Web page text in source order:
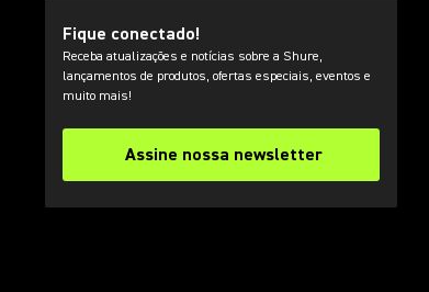
Fique conectado!
Receba atualizações e notícias sobre a Shure,
lançamentos de produtos, ofertas especiais, eventos e
muito mais!
Assine nossa newsletter